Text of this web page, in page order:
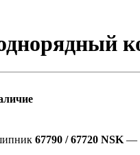
67790 / 67720 NSK —